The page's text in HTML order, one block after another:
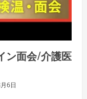
ン面会/介護医
6日